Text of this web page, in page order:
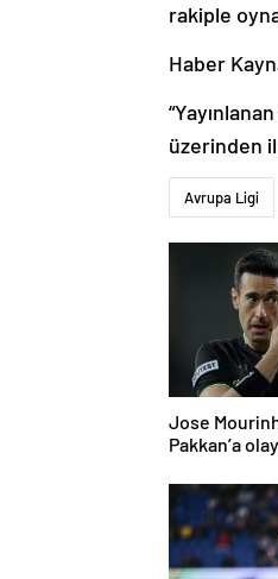
rakiple
Haber
üzerinden
Avrupa Ligi
Jose
Pakkan’a